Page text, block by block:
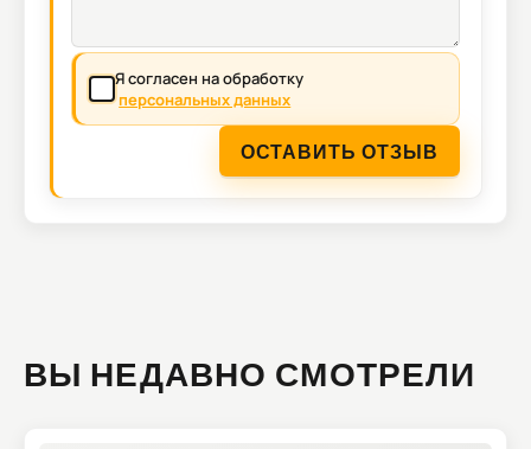
Я согласен на обработку
персональных данных
ОСТАВИТЬ ОТЗЫВ
ВЫ НЕДАВНО СМОТРЕЛИ